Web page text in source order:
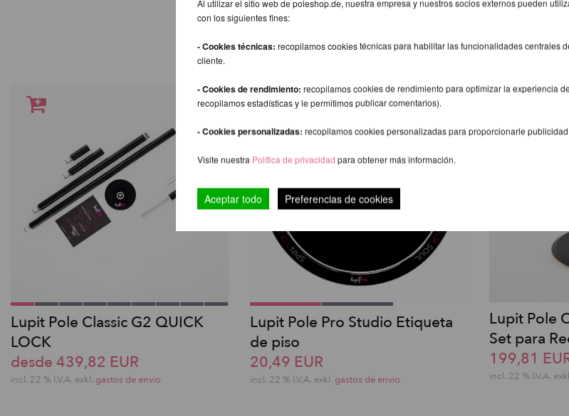
OTROS PRODUCTOS DE LA
Lupit Pole Classic G2 QUICK
LOCK
desde 439,82 EUR
incl. 22 % I.V.A. exkl. gastos de envio
Lupit Pole Pro Studio Etiqueta
de piso
20,49 EUR
incl. 22 % I.V.A. exkl. gastos de envio
Lupit Pole
Set para
199,81
incl. 22 % I.V.A.
Al utilizar el sitio web de poleshop.de, nuestra empresa y nuestros socios externos pueden
con los siguientes fines:
- Cookies técnicas: recopilamos cookies técnicas para habilitar las funcionalidades centrales
cliente.
- Cookies de rendimiento: recopilamos cookies de rendimiento para optimizar la experiencia
recopilamos estadísticas y le permitimos publicar comentarios).
- Cookies personalizadas: recopilamos cookies personalizadas para proporcionarle
Visite nuestra Política de privacidad para obtener más información.
Aceptar todo Preferencias de cookies